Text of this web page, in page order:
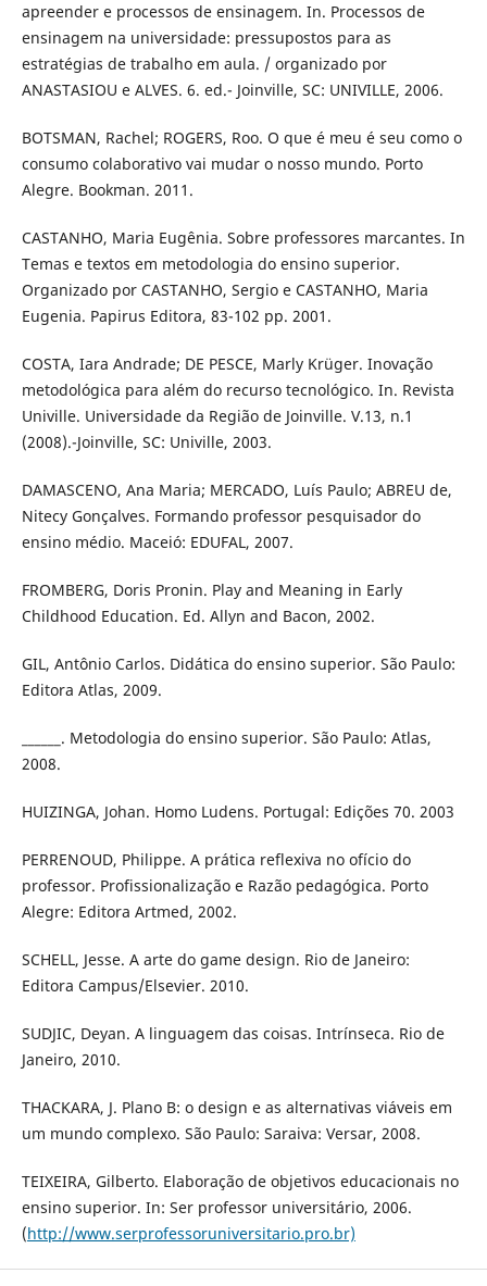
apreender e processos de ensinagem. In. Processos de
ensinagem na universidade: pressupostos para as
estratégias de trabalho em aula. / organizado por
ANASTASIOU e ALVES. 6. ed.- Joinville, SC: UNIVILLE, 2006.
BOTSMAN, Rachel; ROGERS, Roo. O que é meu é seu como o
consumo colaborativo vai mudar o nosso mundo. Porto
Alegre. Bookman. 2011.
CASTANHO, Maria Eugênia. Sobre professores marcantes. In
Temas e textos em metodologia do ensino superior.
Organizado por CASTANHO, Sergio e CASTANHO, Maria
Eugenia. Papirus Editora, 83-102 pp. 2001.
COSTA, Iara Andrade; DE PESCE, Marly Krüger. Inovação
metodológica para além do recurso tecnológico. In. Revista
Univille. Universidade da Região de Joinville. V.13, n.1
(2008).-Joinville, SC: Univille, 2003.
DAMASCENO, Ana Maria; MERCADO, Luís Paulo; ABREU de,
Nitecy Gonçalves. Formando professor pesquisador do
ensino médio. Maceió: EDUFAL, 2007.
FROMBERG, Doris Pronin. Play and Meaning in Early
Childhood Education. Ed. Allyn and Bacon, 2002.
GIL, Antônio Carlos. Didática do ensino superior. São Paulo:
Editora Atlas, 2009.
______. Metodologia do ensino superior. São Paulo: Atlas,
2008.
HUIZINGA, Johan. Homo Ludens. Portugal: Edições 70. 2003
PERRENOUD, Philippe. A prática reflexiva no ofício do
professor. Profissionalização e Razão pedagógica. Porto
Alegre: Editora Artmed, 2002.
SCHELL, Jesse. A arte do game design. Rio de Janeiro:
Editora Campus/Elsevier. 2010.
SUDJIC, Deyan. A linguagem das coisas. Intrínseca. Rio de
Janeiro, 2010.
THACKARA, J. Plano B: o design e as alternativas viáveis em
um mundo complexo. São Paulo: Saraiva: Versar, 2008.
TEIXEIRA, Gilberto. Elaboração de objetivos educacionais no
ensino superior. In: Ser professor universitário, 2006.
(http://www.serprofessoruniversitario.pro.br)